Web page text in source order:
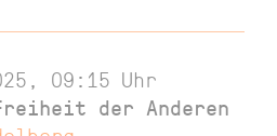
09:15 Uhr
der Anderen